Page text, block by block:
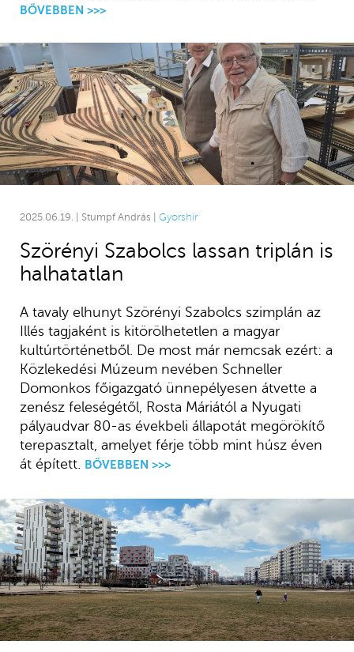
BŐVEBBEN >>>
2025.06.19. | Stumpf András | Gyorshír
Szörényi Szabolcs lassan triplán is
halhatatlan
A tavaly elhunyt Szörényi Szabolcs szimplán az
Illés tagjaként is kitörölhetetlen a magyar
kultúrtörténetből. De most már nemcsak ezért: a
Közlekedési Múzeum nevében Schneller
Domonkos főigazgató ünnepélyesen átvette a
zenész feleségétől, Rosta Máriától a Nyugati
pályaudvar 80-as évekbeli állapotát megörökítő
terepasztalt, amelyet férje több mint húsz éven
át épített. BŐVEBBEN >>>